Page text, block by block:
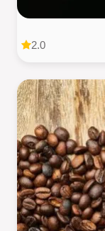
2.0